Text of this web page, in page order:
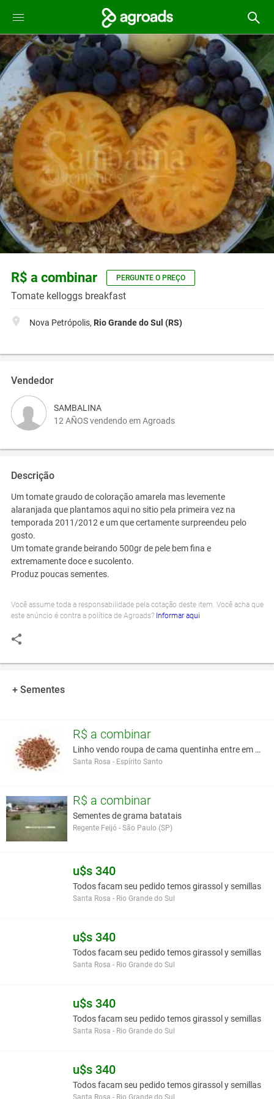
R$ a combinar PERGUNTE O PREÇO
Tomate kelloggs breakfast
Nova Petrópolis, Rio Grande do Sul (RS)
Vendedor
SAMBALINA
12 AÑOS vendendo em Agroads
Descrição
Um tomate graudo de coloração amarela mas levemente
alaranjada que plantamos aqui no sitio pela primeira vez na
temporada 2011/2012 e um que certamente surpreendeu pelo
gosto.
Um tomate grande beirando 500gr de pele bem fina e
extremamente doce e sucolento.
Produz poucas sementes.
Você assume toda a responsabilidade pela cotação deste item. Você acha que
este anúncio é contra a política de Agroads? Informar aqui
+ Sementes
R$ a combinar
Linho vendo roupa de cama quentinha entre em conta
Santa Rosa - Espírito Santo
R$ a combinar
Sementes de grama batatais
Regente Feijó - São Paulo (SP)
u$s 340
Todos facam seu pedido temos girassol y semillas
Santa Rosa - Rio Grande do Sul
u$s 340
Todos facam seu pedido temos girassol y semillas
Santa Rosa - Rio Grande do Sul
u$s 340
Todos facam seu pedido temos girassol y semillas
Santa Rosa - Rio Grande do Sul
u$s 340
Todos facam seu pedido temos girassol y semillas
Santa Rosa - Rio Grande do Sul